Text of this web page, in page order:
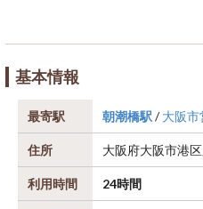
基本情報
最寄駅 朝潮橋駅 /大阪市
住所 大阪府大阪市港区
利用時間 24時間